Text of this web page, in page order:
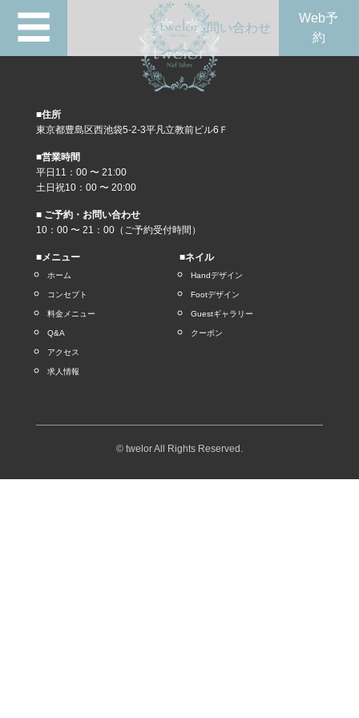
☰ 問い合わせ
Web予
約
■住所
東京都豊島区西池袋5-2-3平凡立教前ビル6Ｆ
■営業時間
平日11：00 〜 21:00
土日祝10：00 〜 20:00
■ ご予約・お問い合わせ
10：00 〜 21：00（ご予約受付時間）
■メニュー
ホーム
コンセプト
料金メニュー
Q&A
アクセス
求人情報
■ネイル
Handデザイン
Footデザイン
Guestギャラリー
クーポン
© twelor All Rights Reserved.